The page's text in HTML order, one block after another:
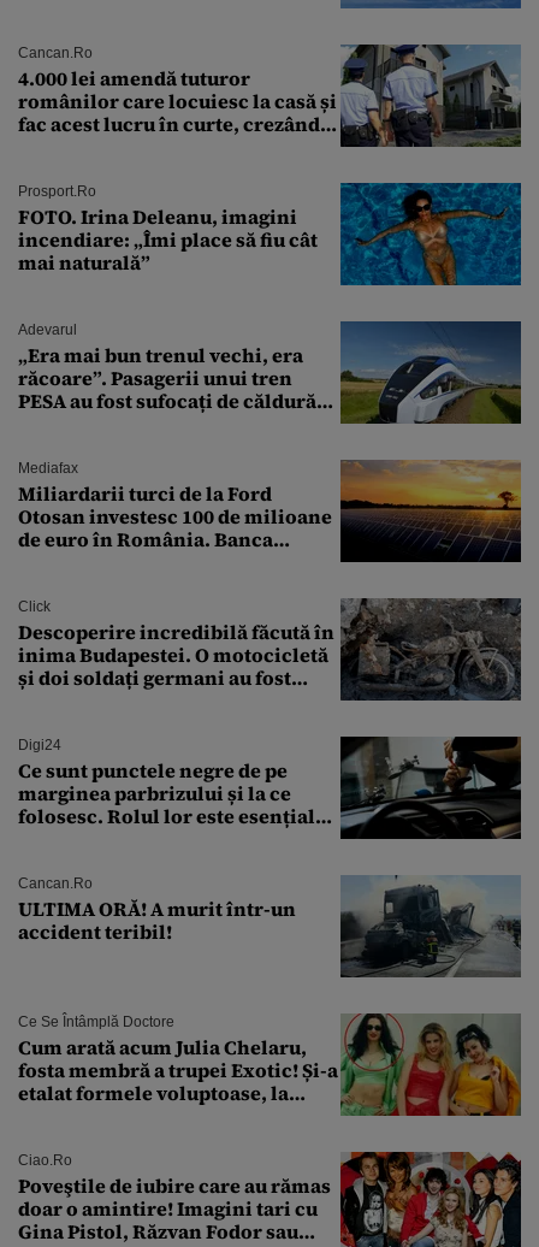
Cancan.ro
4.000 lei amendă tuturor
românilor care locuiesc la casă și
fac acest lucru în curte, crezând
Prosport.ro
FOTO. Irina Deleanu, imagini
incendiare: „Îmi place să fiu cât
mai naturală”
Adevarul
„Era mai bun trenul vechi, era
răcoare”. Pasagerii unui tren
PESA au fost sufocați de căldură
Mediafax
Miliardarii turci de la Ford
Otosan investesc 100 de milioane
de euro în România. Banca
Click
Descoperire incredibilă făcută în
inima Budapestei. O motocicletă
și doi soldați germani au fost
Digi24
Ce sunt punctele negre de pe
marginea parbrizului și la ce
folosesc. Rolul lor este esențial
Cancan.ro
ULTIMA ORĂ! A murit într-un
accident teribil!
Ce Se Întâmplă Doctore
Cum arată acum Julia Chelaru,
fosta membră a trupei Exotic! Și-a
etalat formele voluptoase, la
Ciao.ro
Poveştile de iubire care au rămas
doar o amintire! Imagini tari cu
Gina Pistol, Răzvan Fodor sau